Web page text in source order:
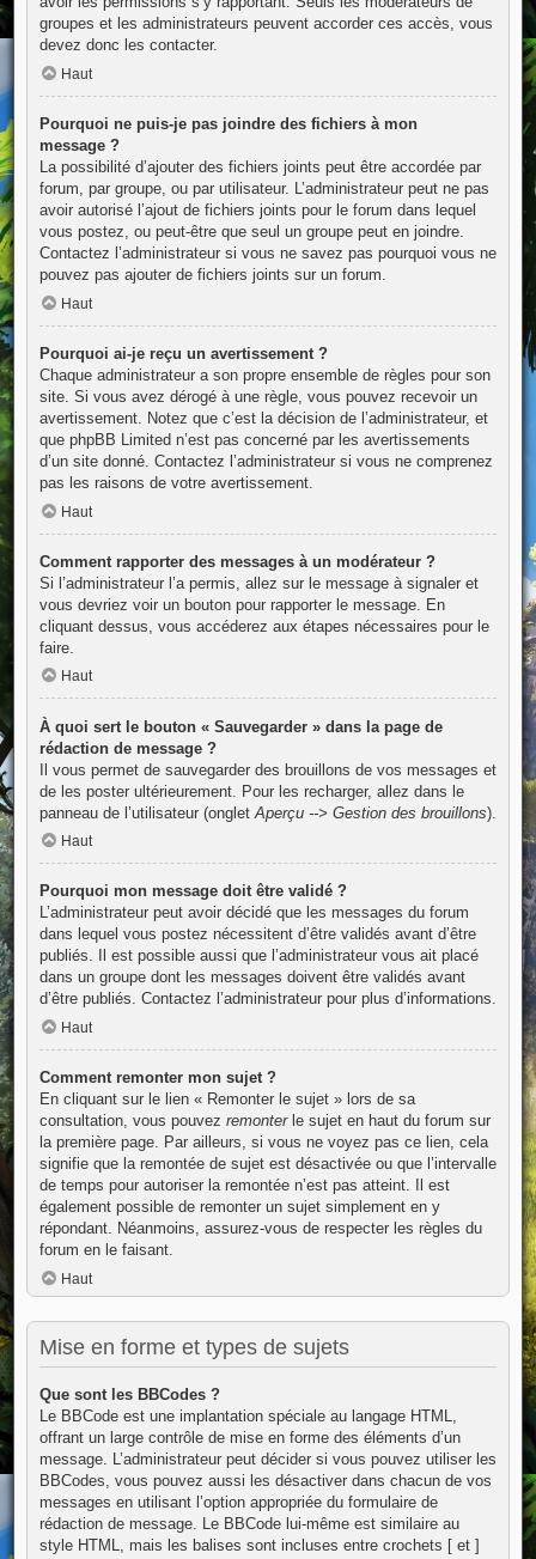
groupes et les administrateurs peuvent accorder ces accès, vous
devez donc les contacter.
Haut
Pourquoi ne puis-je pas joindre des fichiers à mon
message ?
La possibilité d’ajouter des fichiers joints peut être accordée par
forum, par groupe, ou par utilisateur. L’administrateur peut ne pas
avoir autorisé l’ajout de fichiers joints pour le forum dans lequel
vous postez, ou peut-être que seul un groupe peut en joindre.
Contactez l’administrateur si vous ne savez pas pourquoi vous ne
pouvez pas ajouter de fichiers joints sur un forum.
Haut
Pourquoi ai-je reçu un avertissement ?
Chaque administrateur a son propre ensemble de règles pour son
site. Si vous avez dérogé à une règle, vous pouvez recevoir un
avertissement. Notez que c’est la décision de l’administrateur, et
que phpBB Limited n’est pas concerné par les avertissements
d’un site donné. Contactez l’administrateur si vous ne comprenez
pas les raisons de votre avertissement.
Haut
Comment rapporter des messages à un modérateur ?
Si l’administrateur l’a permis, allez sur le message à signaler et
vous devriez voir un bouton pour rapporter le message. En
cliquant dessus, vous accéderez aux étapes nécessaires pour le
faire.
Haut
À quoi sert le bouton « Sauvegarder » dans la page de
rédaction de message ?
Il vous permet de sauvegarder des brouillons de vos messages et
de les poster ultérieurement. Pour les recharger, allez dans le
panneau de l’utilisateur (onglet Aperçu --> Gestion des brouillons).
Haut
Pourquoi mon message doit être validé ?
L’administrateur peut avoir décidé que les messages du forum
dans lequel vous postez nécessitent d’être validés avant d’être
publiés. Il est possible aussi que l’administrateur vous ait placé
dans un groupe dont les messages doivent être validés avant
d’être publiés. Contactez l’administrateur pour plus d’informations.
Haut
Comment remonter mon sujet ?
En cliquant sur le lien « Remonter le sujet » lors de sa
consultation, vous pouvez remonterle sujet en haut du forum sur
la première page. Par ailleurs, si vous ne voyez pas ce lien, cela
signifie que la remontée de sujet est désactivée ou que l’intervalle
de temps pour autoriser la remontée n’est pas atteint. Il est
également possible de remonter un sujet simplement en y
répondant. Néanmoins, assurez-vous de respecter les règles du
forum en le faisant.
Haut
Mise en forme et types de sujets
Que sont les BBCodes ?
Le BBCode est une implantation spéciale au langage HTML,
offrant un large contrôle de mise en forme des éléments d’un
message. L’administrateur peut décider si vous pouvez utiliser les
BBCodes, vous pouvez aussi les désactiver dans chacun de vos
messages en utilisant l’option appropriée du formulaire de
rédaction de message. Le BBCode lui-même est similaire au
style HTML, mais les balises sont incluses entre crochets [ et ]